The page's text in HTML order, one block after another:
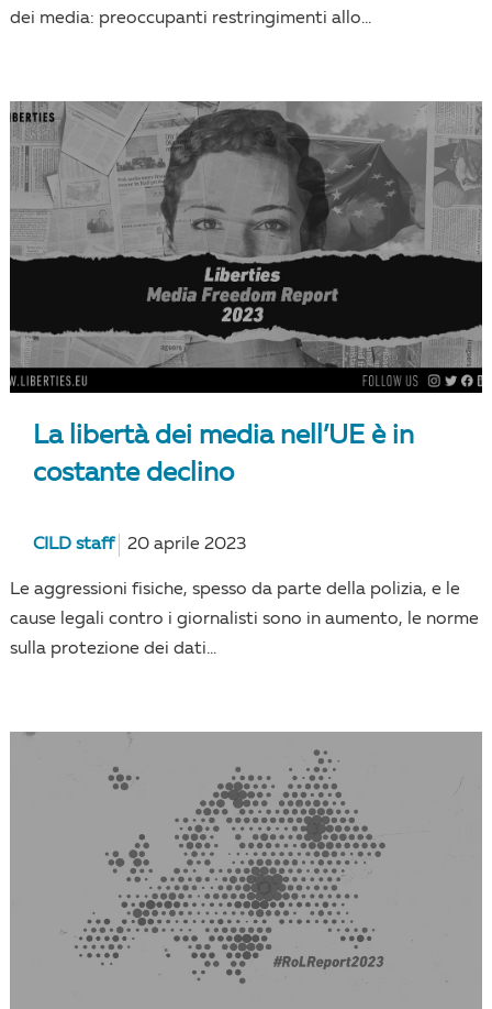
dei media: preoccupanti restringimenti allo...
La libertà dei media nell’UE è in
costante declino
CILD staff 20 aprile 2023
Le aggressioni fisiche, spesso da parte della polizia, e le
cause legali contro i giornalisti sono in aumento, le norme
sulla protezione dei dati...